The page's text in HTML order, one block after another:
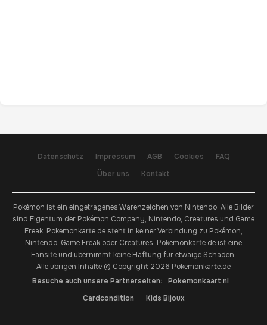
Datenschutz Impressum AGB Cookies
FAQ
Über uns
Kontakt
Pokémon ist ein eingetragenes Warenzeichen von Nintendo. Alle Bilder
sind Eigentum der Pokémon Company, Nintendo, Creatures und Game
Freak. Pokemonkarte.de steht in keiner Verbindung zu Pokémon,
Nintendo, Game Freak oder Creatures. Pokemonkarte.de ist eine
Fansite und übernimmt keine Haftung für etwaige Schäden.
Alle übrigen Inhalte © Copyright 2026 Pokemonkarte.de
Besuche auch unsere Partnerseiten:
Pokemonkaart.nl
Cardcondition
Kids Bijoux